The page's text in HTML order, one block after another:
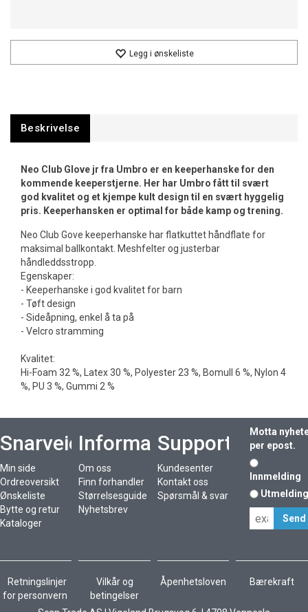
Legg i ønskeliste
Beskrivelse
Neo Club Glove jr fra Umbro er en keeperhanske for den
kommende keeperstjerne. Her har Umbro fått til svært
god kvalitet og et kjempe kult design til en svært hyggelig
pris. Keeperhansken er optimal for både kamp og trening.
Neo Club Gove keeperhanske har flatkuttet håndflate for
maksimal ballkontakt. Meshfelter og justerbar
håndleddsstropp.
Egenskaper:
- Keeperhanske i god kvalitet for barn
- Tøft design
- Sideåpning, enkel å ta på
- Velcro stramming
Kvalitet:
Hi-Foam 32 %, Latex 30 %, Polyester 23 %, Bomull 6 %, Nylon 4
%, PU 3 %, Gummi 2 %
Snarveier
Min side
Ordreoversikt
Ønskeliste
Bytte og retur
Kataloger
Informasjon
Om oss
Finn forhandler
Størrelsesguide
Nyhetsbrev
Support
Kundesenter
Kontakt oss
Spørsmål & svar
Motta
per epost.
Innmelding
Retningslinjer
for personvern
Vilkår og
betingelser
Åpenhetsloven Bærekraft